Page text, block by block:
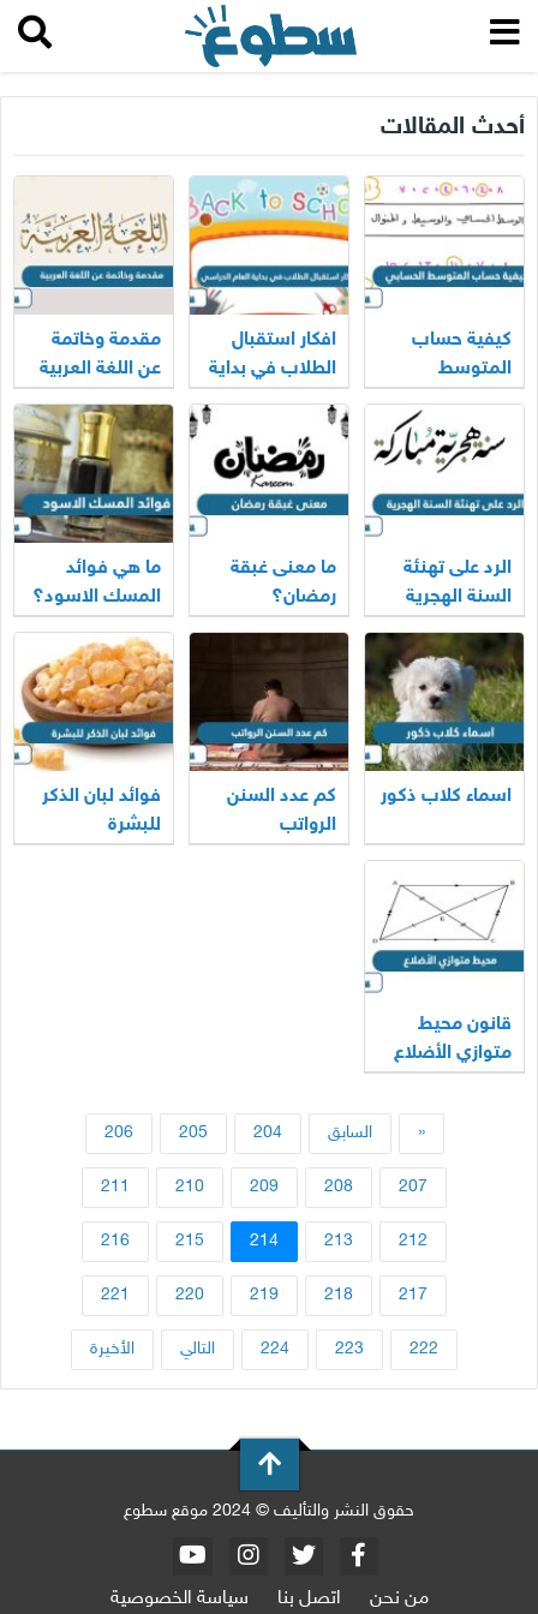
أحدث المقالات
كيفية حساب
المتوسط
الحسابي
افكار استقبال
الطلاب في بداية
العام الدراسي
2025
مقدمة وخاتمة
عن اللغة العربية
الرد على تهنئة
السنة الهجرية
ما معنى غبقة
رمضان؟
ما هي فوائد
المسك الاسود؟
اسماء كلاب ذكور
كم عدد السنن
الرواتب
فوائد لبان الذكر
للبشرة
قانون محيط
متوازي الأضلاع
« السابق 204
205
206
207
208
209
210
211
212
213
214
215
216
217
218
219
220
221
222
223
224 التالي الأخيرة
حقوق النشر والتأليف © 2024 موقع سطوع
من نحن اتصل بنا سياسة الخصوصية